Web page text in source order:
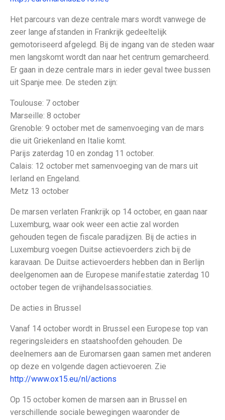
Het parcours van deze centrale mars wordt vanwege de
zeer lange afstanden in Frankrijk gedeeltelijk
gemotoriseerd afgelegd. Bij de ingang van de steden waar
men langskomt wordt dan naar het centrum gemarcheerd.
Er gaan in deze centrale mars in ieder geval twee bussen
uit Spanje mee. De steden zijn:
Toulouse: 7 october
Marseille: 8 october
Grenoble: 9 october met de samenvoeging van de mars
die uit Griekenland en Italie komt.
Parijs zaterdag 10 en zondag 11 october.
Calais: 12 october met samenvoeging van de mars uit
Ierland en Engeland.
Metz 13 october
De marsen verlaten Frankrijk op 14 october, en gaan naar
Luxemburg, waar ook weer een actie zal worden
gehouden tegen de fiscale paradijzen. Bij de acties in
Luxemburg voegen Duitse actievoerders zich bij de
karavaan. De Duitse actievoerders hebben dan in Berlijn
deelgenomen aan de Europese manifestatie zaterdag 10
october tegen de vrijhandelsassociaties.
De acties in Brussel
Vanaf 14 october wordt in Brussel een Europese top van
regeringsleiders en staatshoofden gehouden. De
deelnemers aan de Euromarsen gaan samen met anderen
op deze en volgende dagen actievoeren. Zie
http://www.ox15.eu/nl/actions
Op 15 october komen de marsen aan in Brussel en
verschillende sociale bewegingen waaronder de